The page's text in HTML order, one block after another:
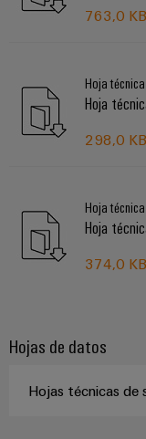
763,0 KB
Hoja técnica
Hoja
298,0 KB
Hoja técnica
Hoja
374,0 KB
Hojas de datos
Hojas técnicas de